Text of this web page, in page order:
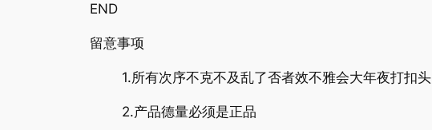
END
留意事项
1.所有次序不克不及乱了否者效不雅会大年夜打扣头
2.产品德量必须是正品